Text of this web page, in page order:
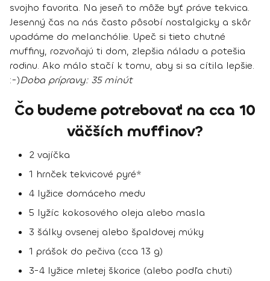
svojho favorita. Na jeseň to môže byť práve tekvica.
Jesenný čas na nás často pôsobí nostalgicky a skôr
upadáme do melanchólie. Upeč si tieto chutné
muffiny, rozvoňajú ti dom, zlepšia náladu a potešia
rodinu. Ako málo stačí k tomu, aby si sa cítila lepšie.
:-)Doba prípravy: 35 minút
Čo budeme potrebovať na cca 10
väčších muffinov?
2 vajíčka
1 hrnček tekvicové pyré*
4 lyžice domáceho medu
5 lyžíc kokosového oleja alebo masla
3 šálky ovsenej alebo špaldovej múky
1 prášok do pečiva (cca 13 g)
3-4 lyžice mletej škorice (alebo podľa chuti)